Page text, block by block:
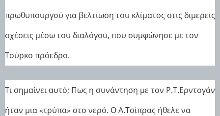
πρωθυπουργού για βελτίωση του κλίματος στις διμερείς
σχέσεις μέσω του διαλόγου, που συμφώνησε με τον
Τούρκο πρόεδρο.
Τι σημαίνει αυτό; Πως η συνάντηση με τον Ρ.Τ.Ερντογάν
ήταν μια «τρύπα» στο νερό. Ο Α.Τσίπρας ήθελε να